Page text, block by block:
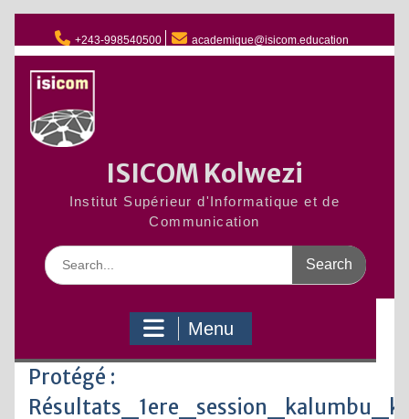
to
content
+243-998540500 academique@isicom.education
ISICOM Kolwezi
Institut Supérieur d'Informatique et de
Communication
Search
for:
Menu
Protégé :